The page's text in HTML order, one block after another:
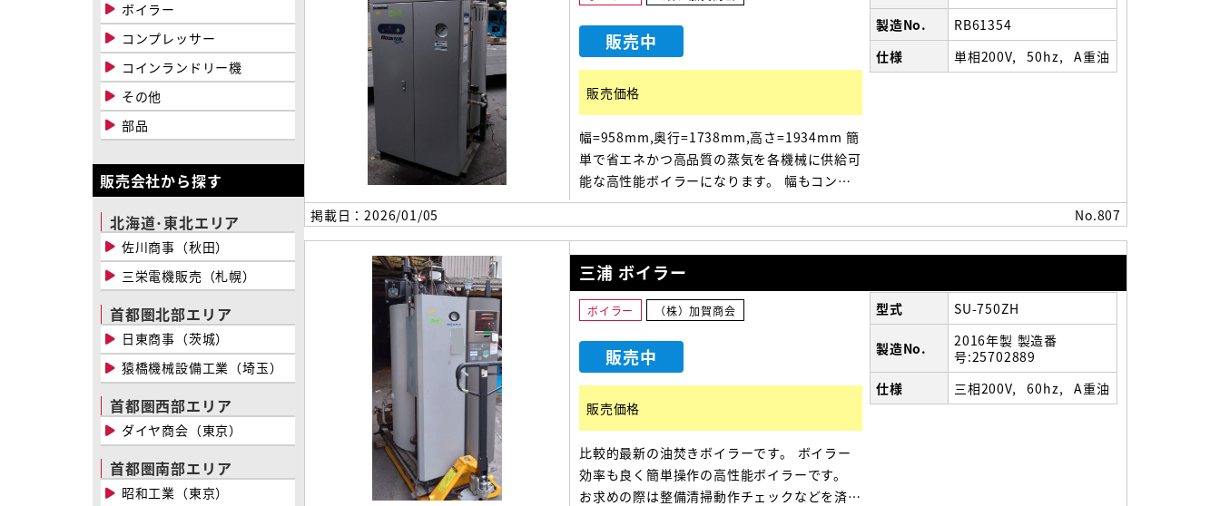
販売中
販売価格
幅=958mm,奥行=1738mm,高さ=1934mm 簡
単で省エネかつ高品質の蒸気を各機械に供給可
能な高性能ボイラーになります。 幅もコンパ
クトに収まる機械になっております。 お求め
の際は整備清掃動作チェックなどを済ませてか
らの出荷になります。
製造No.
RB61354
仕様
単相200V 50hz A重油
掲載日：2026/01/05 No.807
三浦 ボイラー
ボイラー （株）加賀商会
販売中
販売価格
比較的最新の油焚きボイラーです。 ボイラー
効率も良く簡単操作の高性能ボイラーです。
お求めの際は整備清掃動作チェックなどを済ま
型式 SU-750ZH
製造No.
2016年製 製造番
号:25702889
仕様
三相200V 60hz A重油
ボイラー
コンプレッサー
コインランドリー機
その他
部品
販売会社から探す
北海道･東北エリア
佐川商事（秋田）
三栄電機販売（札幌）
首都圏北部エリア
日東商事（茨城）
猿橋機械設備工業（埼玉）
首都圏西部エリア
ダイヤ商会（東京）
首都圏南部エリア
昭和工業（東京）